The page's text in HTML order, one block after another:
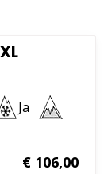
Ja
€106,00